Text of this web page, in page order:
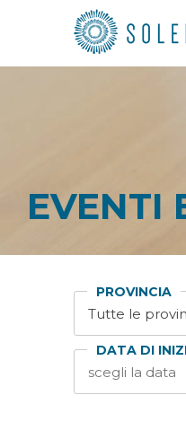
EVENTI
PROVINCIA
DATA DI